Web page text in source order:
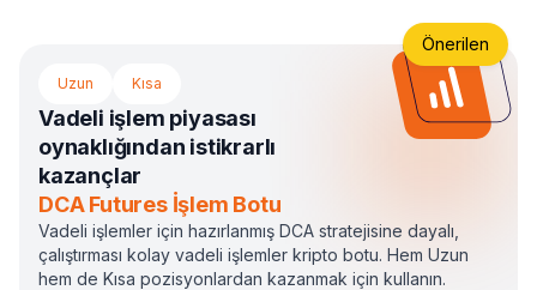
Uzun Kısa
Vadeli işlem piyasası
oynaklığından istikrarlı
kazançlar
DCA Futures İşlem Botu
Vadeli işlemler için hazırlanmış DCA stratejisine dayalı,
çalıştırması kolay vadeli işlemler kripto botu. Hem Uzun
hem de Kısa pozisyonlardan kazanmak için kullanın.
Önerilen